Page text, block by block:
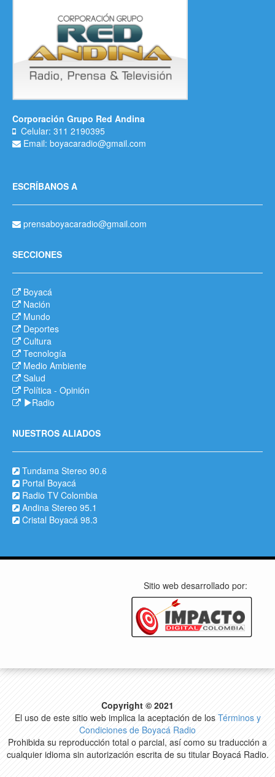
Corporación Grupo Red Andina
Celular: 311 2190395
Email: boyacaradio@gmail.com
ESCRÍBANOS A
prensaboyacaradio@gmail.com
SECCIONES
Boyacá
Nación
Mundo
Deportes
Cultura
Tecnología
Medio Ambiente
Salud
Política - Opinión
Radio
NUESTROS ALIADOS
Tundama Stereo 90.6
Portal Boyacá
Radio TV Colombia
Andina Stereo 95.1
Cristal Boyacá 98.3
Sitio web desarrollado por:
Copyright © 2021
El uso de este sitio web implica la aceptación de los Términos y
Condiciones de Boyacá Radio
Prohibida su reproducción total o parcial, así como su traducción a
cualquier idioma sin autorización escrita de su titular Boyacá Radio.